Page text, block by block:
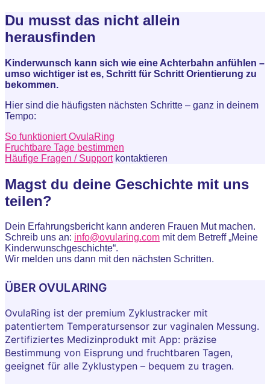
Du musst das nicht allein
herausfinden
Kinderwunsch kann sich wie eine Achterbahn anfühlen –
umso wichtiger ist es, Schritt für Schritt Orientierung zu
bekommen.
Hier sind die häufigsten nächsten Schritte – ganz in deinem
Tempo:
So funktioniert OvulaRing
Fruchtbare Tage bestimmen
Häufige Fragen / Supportkontaktieren
Magst du deine Geschichte mit uns
teilen?
Dein Erfahrungsbericht kann anderen Frauen Mut machen.
Schreib uns an: info@ovularing.com mit dem Betreff „Meine
Kinderwunschgeschichte“.
Wir melden uns dann mit den nächsten Schritten.
ÜBER OVULARING
OvulaRing ist der premium Zyklustracker mit
patentiertem Temperatursensor zur vaginalen Messung.
Zertifiziertes Medizinprodukt mit App: präzise
Bestimmung von Eisprung und fruchtbaren Tagen,
geeignet für alle Zyklustypen – bequem zu tragen.